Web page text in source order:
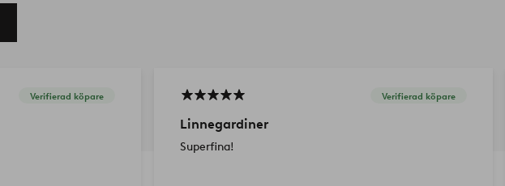
Verifierad köpare Verifierad köpare
Linnegardiner
Superfina!